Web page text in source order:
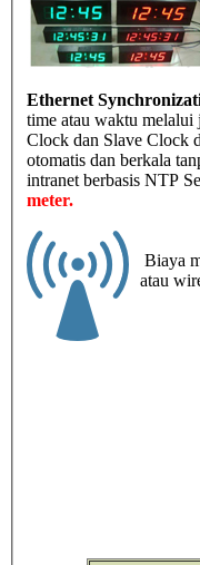
Ethernet
time atau waktu melalui
Clock dan Slave Clock
otomatis dan berkala
intranet berbasis NTP
meter.
Biaya
atau